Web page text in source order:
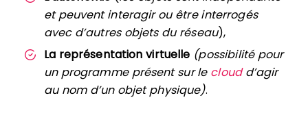
et peuvent interagir ou être interrogés
avec d’autres objets du réseau),
La représentation virtuelle (possibilité pour
un programme présent sur le cloudd’agir
au nom d’un objet physique).